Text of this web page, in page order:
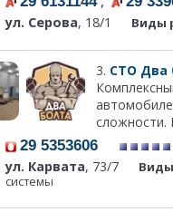
ул. Серова, 18/1 Виды
3. СТО Два
сложности.
29 5353606
ул. Карвата, 73/7
системы